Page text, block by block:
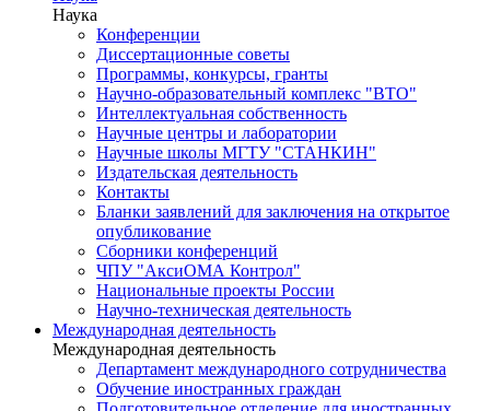
Наука
Конференции
Диссертационные советы
Программы, конкурсы, гранты
Научно-образовательный комплекс "ВТО"
Интеллектуальная собственность
Научные центры и лаборатории
Научные школы МГТУ "СТАНКИН"
Издательская деятельность
Контакты
Бланки заявлений для заключения на открытое
опубликование
Сборники конференций
ЧПУ "АксиОМА Контрол"
Национальные проекты России
Научно-техническая деятельность
Международная деятельность
Международная деятельность
Департамент международного сотрудничества
Обучение иностранных граждан